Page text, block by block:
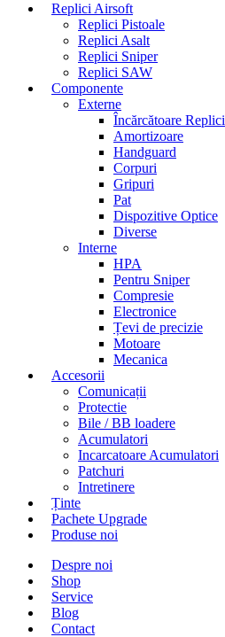
Replici Airsoft
Replici Pistoale
Replici Asalt
Replici Sniper
Replici SAW
Componente
Externe
Încărcătoare Replici
Amortizoare
Handguard
Corpuri
Gripuri
Pat
Dispozitive Optice
Diverse
Interne
HPA
Pentru Sniper
Compresie
Electronice
Țevi de precizie
Motoare
Mecanica
Accesorii
Comunicații
Protectie
Bile / BB loadere
Acumulatori
Incarcatoare Acumulatori
Patchuri
Intretinere
Ținte
Pachete Upgrade
Produse noi
Despre noi
Shop
Service
Blog
Contact